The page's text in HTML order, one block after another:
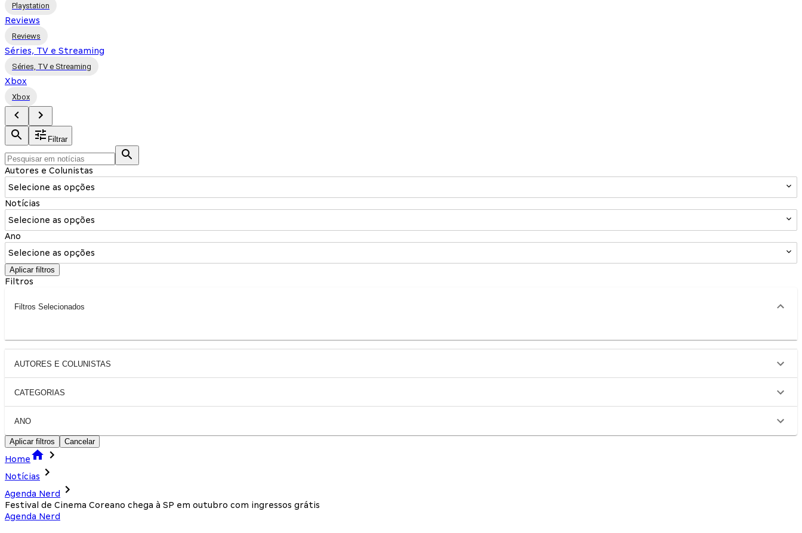
Playstation
Reviews
Reviews
Séries, TV e Streaming
Séries, TV e Streaming
Xbox
Xbox
Filtrar
Autores e Colunistas
Selecione as opções
Notícias
Selecione as opções
Ano
Selecione as opções
Aplicar filtros
Filtros
Filtros Selecionados
AUTORES E COLUNISTAS
CATEGORIAS
ANO
Aplicar filtros Cancelar
Home
Notícias
Agenda Nerd
Festival de Cinema Coreano chega à SP em outubro com ingressos grátis
Agenda Nerd